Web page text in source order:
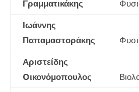
Γραμματικάκης
Ιωάννης
Παπαμαστοράκης
Αριστείδης
Oικονόμοπουλος